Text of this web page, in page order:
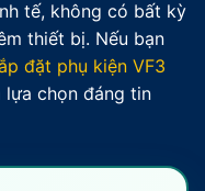
tế, không có bất kỳ
thiết bị. Nếu bạn
đặt phụ kiện VF3
lựa chọn đáng tin